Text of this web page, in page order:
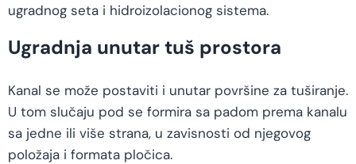
ugradnog seta i hidroizolacionog sistema.
Ugradnja unutar tuš prostora
Kanal se može postaviti i unutar površine za tuširanje.
U tom slučaju pod se formira sa padom prema kanalu
sa jedne ili više strana, u zavisnosti od njegovog
položaja i formata pločica.